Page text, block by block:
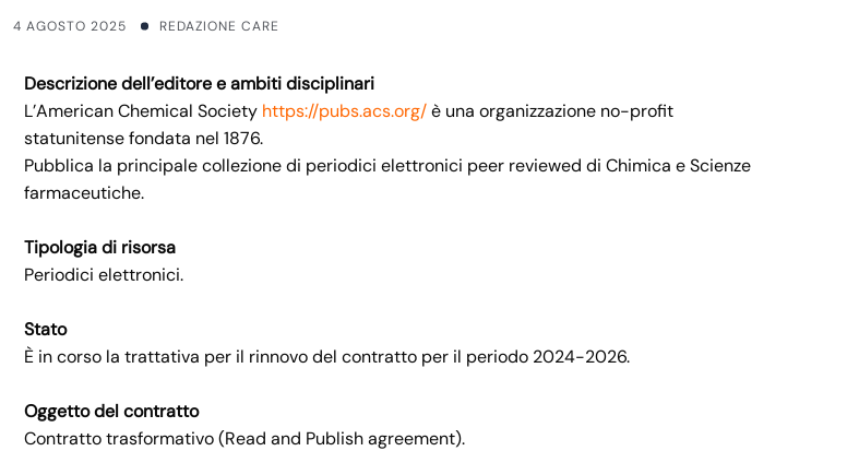
4 AGOSTO 2025 REDAZIONE CARE
Descrizione dell’editore e ambiti disciplinari
L’American Chemical Society https://pubs.acs.org/è una organizzazione no-profit
statunitense fondata nel 1876.
Pubblica la principale collezione di periodici elettronici peer reviewed di Chimica e Scienze
farmaceutiche.
Tipologia di risorsa
Periodici elettronici.
Stato
È in corso la trattativa per il rinnovo del contratto per il periodo 2024-2026.
Oggetto del contratto
Contratto trasformativo (Read and Publish agreement).